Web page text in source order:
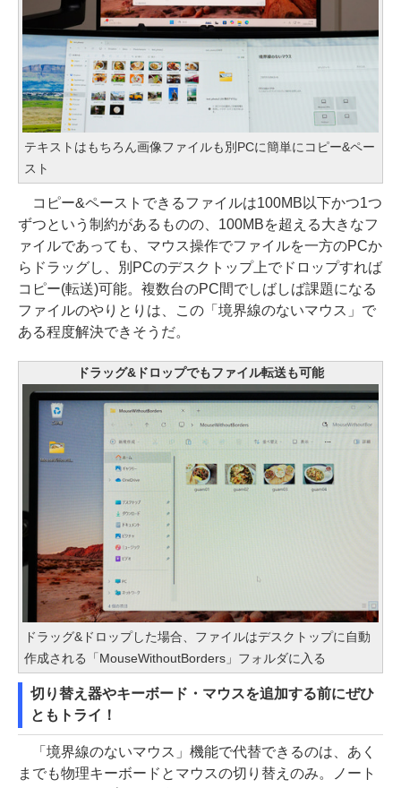
テキストはもちろん画像ファイルも別PCに簡単にコピー&ペー
スト
コピー&ペーストできるファイルは100MB以下かつ1つ
ずつという制約があるものの、100MBを超える大きなフ
ァイルであっても、マウス操作でファイルを一方のPCか
らドラッグし、別PCのデスクトップ上でドロップすれば
コピー(転送)可能。複数台のPC間でしばしば課題になる
ファイルのやりとりは、この「境界線のないマウス」で
ある程度解決できそうだ。
ドラッグ&ドロップでもファイル転送も可能
ドラッグ&ドロップした場合、ファイルはデスクトップに自動
作成される「MouseWithoutBorders」フォルダに入る
切り替え器やキーボード・マウスを追加する前にぜひ
ともトライ！
「境界線のないマウス」機能で代替できるのは、あく
までも物理キーボードとマウスの切り替えのみ。ノート